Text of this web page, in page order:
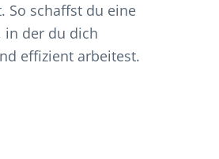
So schaffst du eine
in der du dich
effizient arbeitest.